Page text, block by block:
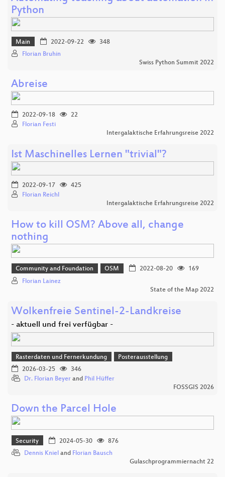
Python
Main 2022-09-22
348
Florian Bruhin
Swiss Python Summit 2022
Abreise
2022-09-18
22
Florian Festi
Intergalaktische Erfahrungsreise 2022
Ist Maschinelles Lernen "trivial"?
2022-09-17
425
Florian Reichl
Intergalaktische Erfahrungsreise 2022
How to kill OSM? Above all, change
nothing
Community and Foundation OSM 2022-08-20
169
Florian Lainez
State of the Map 2022
Wolkenfreie Sentinel-2-Landkreise
- aktuell und frei verfügbar -
Rasterdaten und Fernerkundung
Posterausstellung
2026-03-25
346
Dr. Florian Beyer and Phil Hüffer
FOSSGIS 2026
Down the Parcel Hole
Security 2024-05-30
876
Dennis Kniel and Florian Bausch
Gulaschprogrammiernacht 22